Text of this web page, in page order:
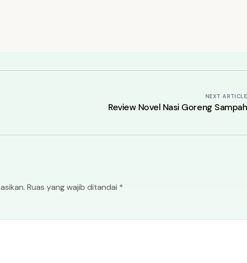
NEXT ARTICLE
Review Novel Nasi Goreng Sampah
Ruas yang wajib ditandai *